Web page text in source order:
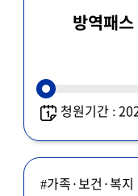
방역패스
청원기간 :
#가족·보건·복지